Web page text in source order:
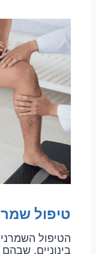
טיפול
הטיפול
בינוניים,